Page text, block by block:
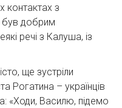
контактах з
добрим
речі з Калуша, із
ще зустріли
Рогатина – українців
«Ходи, Василю, підемо